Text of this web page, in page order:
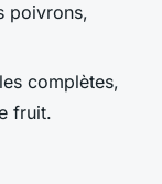
poivrons,
complètes,
fruit.